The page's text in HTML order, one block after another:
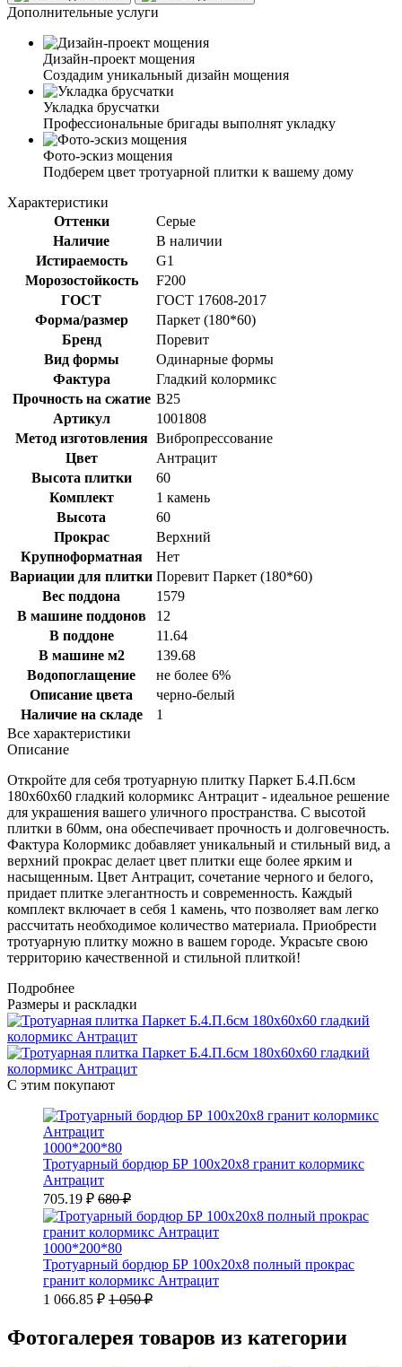
Дополнительные услуги
Дизайн-проект мощения
Создадим уникальный дизайн мощения
Укладка брусчатки
Профессиональные бригады выполнят укладку
Фото-эскиз мощения
Подберем цвет тротуарной плитки к вашему дому
Характеристики
Оттенки
Серые
Наличие
В наличии
Истираемость
G1
Морозостойкость
F200
ГОСТ
ГОСТ 17608-2017
Форма/размер
Паркет (180*60)
Бренд
Поревит
Вид формы
Одинарные формы
Фактура
Гладкий колормикс
Прочность на сжатие B25
Артикул
1001808
Метод изготовления Вибропрессование
Цвет
Антрацит
Высота плитки
60
Комплект
1 камень
Высота
60
Прокрас
Верхний
Крупноформатная
Нет
Вариации для плитки Поревит Паркет (180*60)
Вес поддона
1579
В машине поддонов
12
В поддоне
11.64
В машине м2
139.68
Водопоглащение
не более 6%
Описание цвета
черно-белый
Наличие на складе
1
Все характеристики
Описание
Откройте для себя тротуарную плитку Паркет Б.4.П.6см
180х60х60 гладкий колормикс Антрацит - идеальное решение
для украшения вашего уличного пространства. С высотой
плитки в 60мм, она обеспечивает прочность и долговечность.
Фактура Колормикс добавляет уникальный и стильный вид, а
верхний прокрас делает цвет плитки еще более ярким и
насыщенным. Цвет Антрацит, сочетание черного и белого,
придает плитке элегантность и современность. Каждый
комплект включает в себя 1 камень, что позволяет вам легко
рассчитать необходимое количество материала. Приобрести
тротуарную плитку можно в вашем городе. Украсьте свою
территорию качественной и стильной плиткой!
Подробнее
Размеры и раскладки
С этим покупают
1000*200*80
Тротуарный бордюр БР 100х20х8 гранит колормикс
Антрацит
705.19 ₽ 680 ₽
1000*200*80
Тротуарный бордюр БР 100х20х8 полный прокрас
гранит колормикс Антрацит
1 066.85 ₽ 1 050 ₽
Фотогалерея товаров из категории